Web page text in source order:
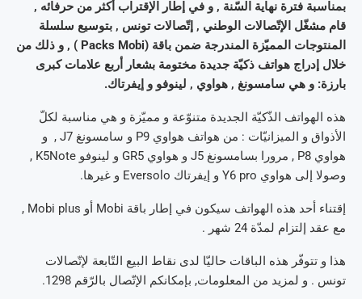
بمناسبة فترة نهاية السّنة , و في إطار الإقتراب أكثر من حرفائه ,
قام مشغّل الإتّصالات الوطني , إتّصالات تونس , بتوسيع سلسلة
المنتوجات المميّزة المندرجة ضمن باقة (Packs Mobi ) , و ذلك من
خلال إدراج هواتف ذكيّة جديدة مختومة بشعار أربع علامات كبرى
بارزة: و هي سامسونغ , هواوي , لينوفو و إيفرتاك.
هذه الهواتف الذّكيّة الجديدة متنوّعة و مميّزة و هي مناسبة لكلّ
الأذواق و الميزانيّات : من هواتف هواوي P9 و سامسونغ J7 , و
هواوي P8 , مرورا بسامسونغ J5 و هواوي GR5 و لينوفو K5Note ,
وصولا إلى هواوي Y6 pro و إيفرتاك Eversolo و غيرها.
إقتناء أحد هذه الهواتف سيكون في إطار باقة Mobi أو Mobi plus ,
مع عقد إلتزام لمدّة 24 شهر .
هذا و تتوفّر هذه الباقات حاليّا لدى نقاط البيع التّابعة لإتّصالات
تونس . و لمزيد من المعلومات, بإمكانكم الإتّصال بالرّقم 1298.